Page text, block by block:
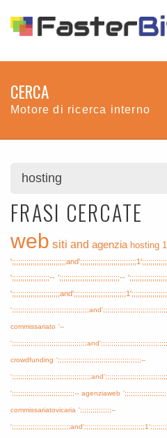
CERCA
Motore di ricerca interno
FRASI CERCATE
web siti and agenzia hosting
';;;;;;;;;;;;;;;;;;-- ';;;;;;;;;;;;;;;;;;;;;;;;;;;;;--
commissariato '--
crowdfunding ';;;;;;;;;;;;;;;;;;;;;;;;;;;;;;;;;;;;;;;;--
';;;;;;;;;;;;;;;;;;;;;;;;;;;;;;-- agenziaweb
commissariatovicaria ';;;;;;;;;;;;;;;--